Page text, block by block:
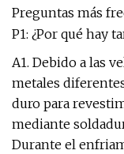
Preguntas más
P1: ¿Por qué hay
A1. Debido a las
metales
duro para
mediante
Durante el